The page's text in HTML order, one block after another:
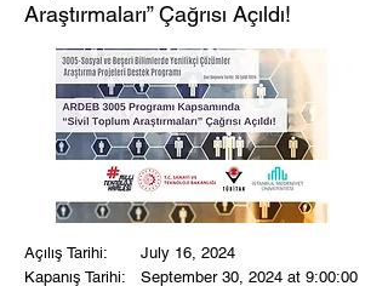
Araştırmaları” Çağrısı Açıldı!
Açılış Tarihi:
July 16, 2024
Kapanış Tarihi:
September 30, 2024 at 9:00:00